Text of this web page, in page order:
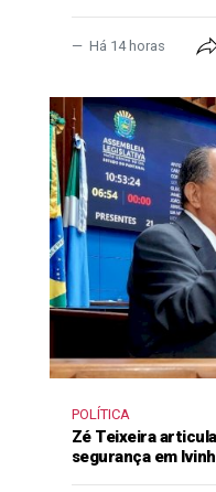
Há 14 horas
POLÍTICA
Zé Teixeira
segurança em